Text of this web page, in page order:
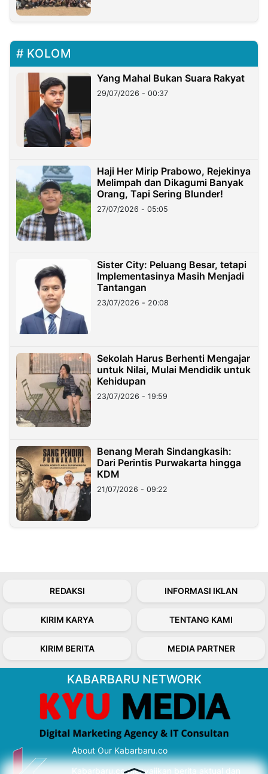
KOLOM
Yang Mahal Bukan Suara Rakyat
29/07/2026 - 00:37
Haji Her Mirip Prabowo, Rejekinya
Melimpah dan Dikagumi Banyak
Orang, Tapi Sering Blunder!
27/07/2026 - 05:05
Sister City: Peluang Besar, tetapi
Implementasinya Masih Menjadi
Tantangan
23/07/2026 - 20:08
Sekolah Harus Berhenti Mengajar
untuk Nilai, Mulai Mendidik untuk
Kehidupan
23/07/2026 - 19:59
Benang Merah Sindangkasih:
Dari Perintis Purwakarta hingga
KDM
21/07/2026 - 09:22
REDAKSI INFORMASI IKLAN
KIRIM KARYA TENTANG KAMI
KIRIM BERITA MEDIA PARTNER
KABARBARU NETWORK
About Our Kabarbaru.co
Kabarbaru.co menyajikan berita aktual dan